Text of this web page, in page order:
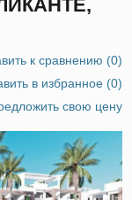
к сравнению (0)
в избранное(0)
свою цену